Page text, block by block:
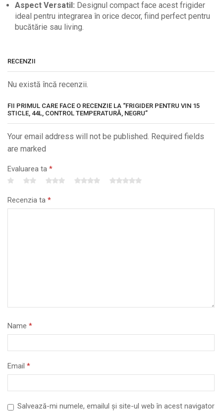
Aspect Versatil: Designul compact face acest frigider
ideal pentru integrarea în orice decor, fiind perfect pentru
bucătărie sau living.
RECENZII
Nu există încă recenzii.
FII PRIMUL CARE FACE O RECENZIE LA “FRIGIDER PENTRU VIN 15
STICLE, 44L, CONTROL TEMPERATURĂ, NEGRU”
Your email address will not be published. Required fields
are marked
Evaluarea ta *
Recenzia ta *
Name *
Email *
Salvează-mi numele, emailul și site-ul web în acest navigator